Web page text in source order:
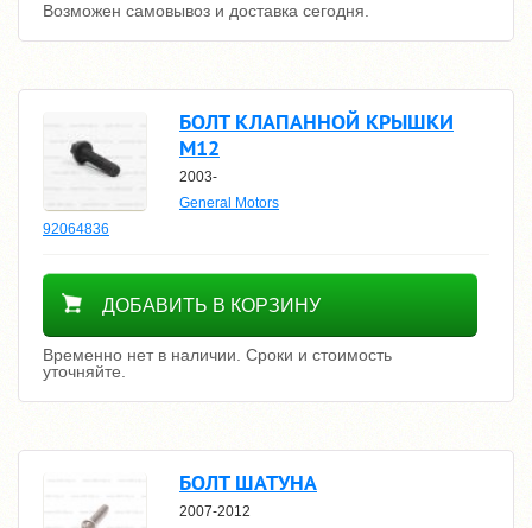
Возможен самовывоз и доставка сегодня.
БОЛТ КЛАПАННОЙ КРЫШКИ
M12
2003-
General Motors
92064836
Уточнить цену
ДОБАВИТЬ В КОРЗИНУ
Временно нет в наличии. Сроки и стоимость
уточняйте.
БОЛТ ШАТУНА
2007-2012